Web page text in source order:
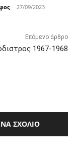
- 27/09/2023
Επόμενο άρθρο
1967-1968
ΣΧΌΛΙΟ